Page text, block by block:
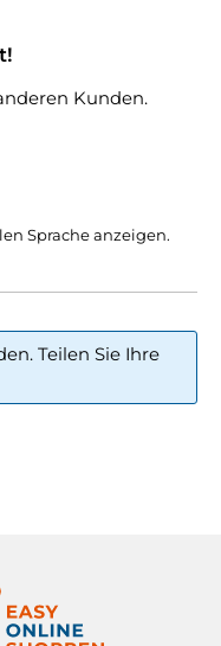
von 5 Sternen
Kunden.
Sprache anzeigen.
Teilen Sie Ihre